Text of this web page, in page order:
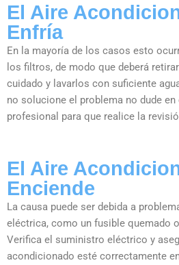
El Aire
Enfría
En la mayoría de los casos esto
los filtros, de modo que deberá
cuidado y lavarlos con suficiente
no solucione el problema no dude
profesional para que realice la
El Aire
Enciende
La causa puede ser debida a
eléctrica, como un fusible quemado
Verifica el suministro eléctrico y
acondicionado esté correctamente